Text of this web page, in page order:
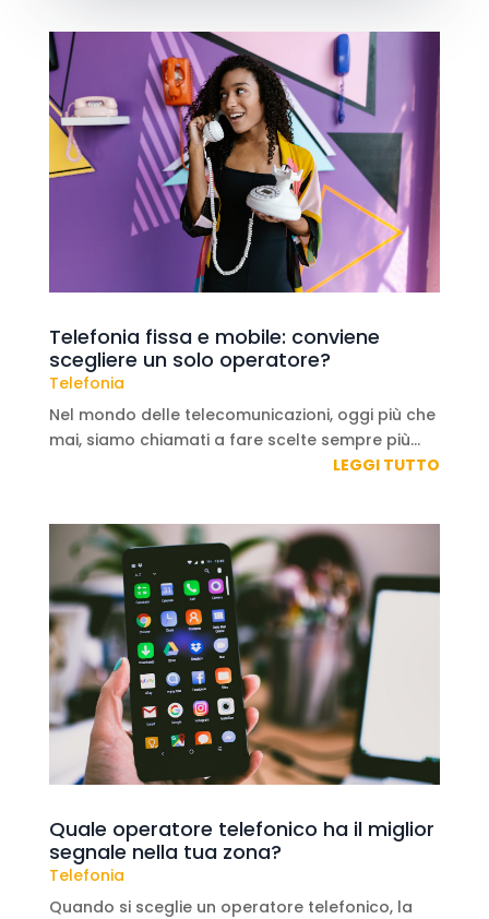
Telefonia fissa e mobile: conviene
scegliere un solo operatore?
Telefonia
Nel mondo delle telecomunicazioni, oggi più che
mai, siamo chiamati a fare scelte sempre più...
LEGGI TUTTO
Quale operatore telefonico ha il miglior
segnale nella tua zona?
Telefonia
Quando si sceglie un operatore telefonico, la